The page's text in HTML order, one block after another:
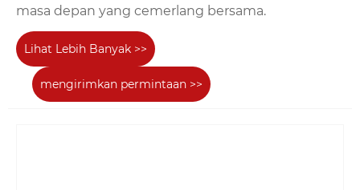
masa depan yang cemerlang bersama.
Lihat Lebih Banyak >>
mengirimkan permintaan >>